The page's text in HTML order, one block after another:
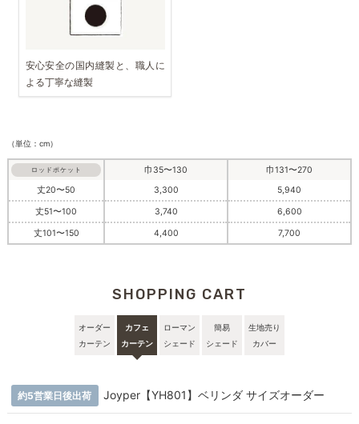
安心安全の国内縫製と、職人に
よる丁寧な縫製
（単位：cm）
ロッドポケット 巾35〜130
巾131〜270
丈20〜50
3,300 5,940
丈51〜100 3,740 6,600
丈101〜150 4,400 7,700
SHOPPING CART
オーダー
カーテン
カフェ
カーテン
ローマン
シェード
簡易
シェード
生地売り
カバー
約5営業日後出荷 Joyper【YH801】ベリンダ サイズオーダー